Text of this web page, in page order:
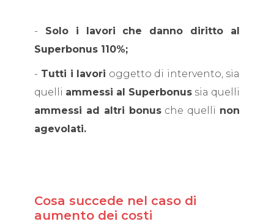
- Solo i lavori che danno diritto al
Superbonus 110%;
- Tutti i lavori oggetto di intervento, sia
quelli ammessi al Superbonus sia quelli
ammessi ad altri bonusche quelli non
agevolati.
Cosa succede nel caso di
aumento dei costi